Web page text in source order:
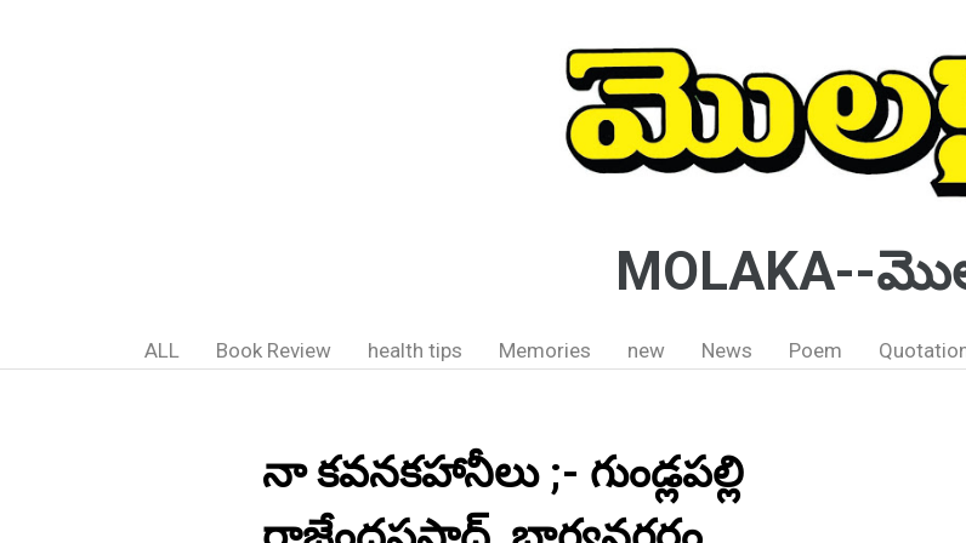
MOLAKA--
ALL Book Review health tips Memories new News Poem
నా కవనకహానీలు ;- గుండ్లపల్లి